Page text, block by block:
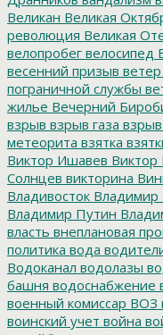
Великан Великая
революция Великая
велопробег велосипед
весенний призыв ветер
пограничной службы
жилье Вечерний
взрыв взрыв газа
метеорита взятка
Виктор Ишавев
Солнцев викторина
Владивосток Владимир
Владимир Путин
власть внеплановая
политика вода
Водоканал водолазы
башня водоснабжение
военный комиссар ВОЗ
воинский учет война